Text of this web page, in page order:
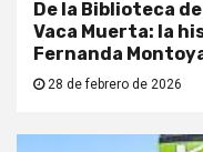
De la Biblioteca
Vaca Muerta: la
Fernanda
28 de febrero de 2026